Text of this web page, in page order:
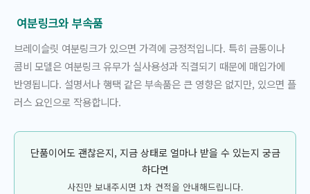
여분링크와 부속품
브레이슬릿 여분링크가 있으면 가격에 긍정적입니다. 특히 금통이나
콤비 모델은 여분링크 유무가 실사용성과 직결되기 때문에 매입가에
반영됩니다. 설명서나 행택 같은 부속품은 큰 영향은 없지만, 있으면 플
러스 요인으로 작용합니다.
단품이어도 괜찮은지, 지금 상태로 얼마나 받을 수 있는지 궁금
하다면
사진만 보내주시면 1차 견적을 안내해드립니다.